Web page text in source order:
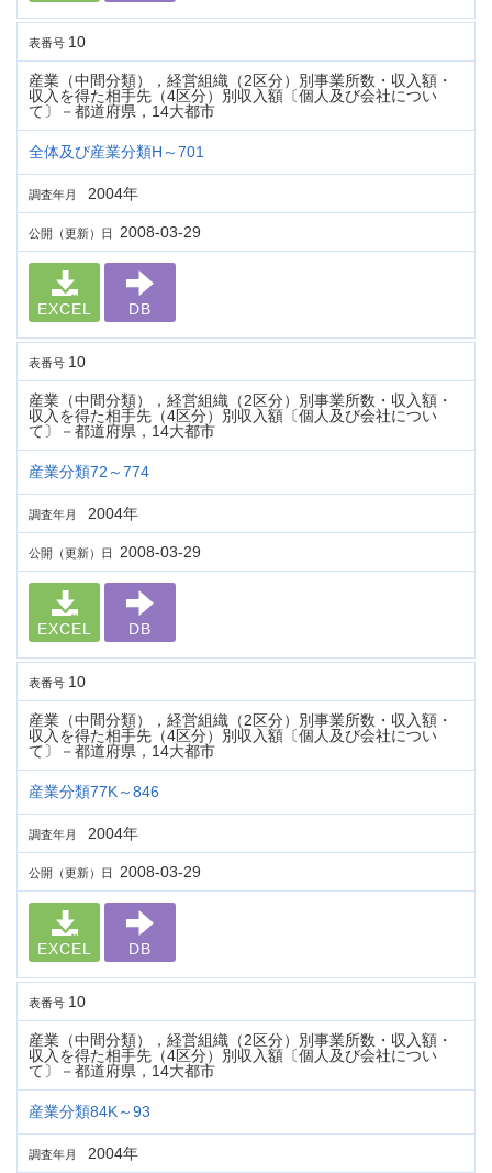
表番号 10
産業（中間分類），経営組織（2区分）別事業所数・収入額・
収入を得た相手先（4区分）別収入額〔個人及び会社につい
て〕－都道府県，14大都市
全体及び産業分類H～701
調査年月 2004年
公開（更新）日 2008-03-29
EXCEL DB
表番号 10
産業（中間分類），経営組織（2区分）別事業所数・収入額・
収入を得た相手先（4区分）別収入額〔個人及び会社につい
て〕－都道府県，14大都市
産業分類72～774
調査年月 2004年
公開（更新）日 2008-03-29
EXCEL DB
表番号 10
産業（中間分類），経営組織（2区分）別事業所数・収入額・
収入を得た相手先（4区分）別収入額〔個人及び会社につい
て〕－都道府県，14大都市
産業分類77K～846
調査年月 2004年
公開（更新）日 2008-03-29
EXCEL DB
表番号 10
産業（中間分類），経営組織（2区分）別事業所数・収入額・
収入を得た相手先（4区分）別収入額〔個人及び会社につい
て〕－都道府県，14大都市
産業分類84K～93
調査年月 2004年